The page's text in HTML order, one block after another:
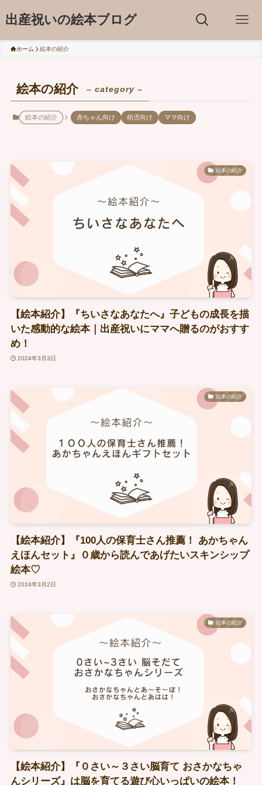
出産祝いの絵本ブログ
ホーム 絵本の紹介
絵本の紹介 – category –
絵本の紹介 赤ちゃん向け 幼児向け ママ向け
絵本の紹介
【絵本紹介】『ちいさなあなたへ』子どもの成長を描
いた感動的な絵本｜出産祝いにママへ贈るのがおすす
め！
2024年3月3日
絵本の紹介
【絵本紹介】『100人の保育士さん推薦！ あかちゃん
えほんセット』０歳から読んであげたいスキンシップ
絵本♡
2024年3月2日
絵本の紹介
【絵本紹介】『０さい～３さい脳育て おさかなちゃ
んシリーズ』は脳を育てる遊び心いっぱいの絵本！